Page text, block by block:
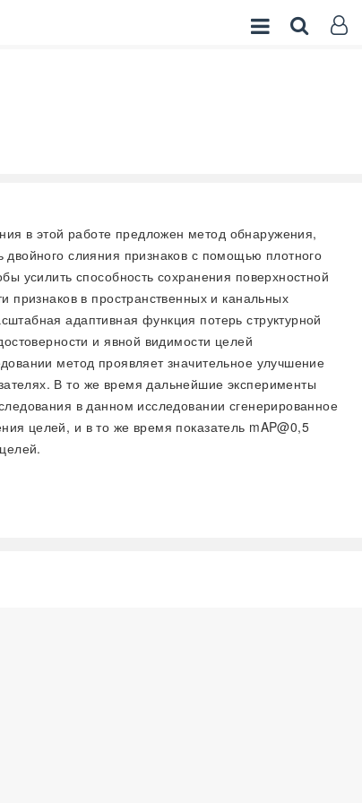
в этой работе предложен метод обнаружения,
слияния признаков с помощью плотного
усилить способность сохранения поверхностной
признаков в пространственных и канальных
адаптивная функция потерь структурной
и явной видимости целей
метод проявляет значительное улучшение
В то же время дальнейшие эксперименты
в данном исследовании сгенерированное
целей, и в то же время показатель mAP@0,5